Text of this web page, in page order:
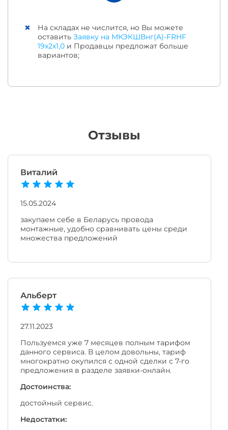
На складах не числится, но Вы можете
оставить Заявку на МКЭКШВнг(A)-FRHF
19х2х1,0 и Продавцы предложат больше
вариантов;
Отзывы
Виталий
15.05.2024
закупаем себе в Беларусь провода
монтажные, удобно сравнивать цены среди
множества предложений
Альберт
27.11.2023
Пользуемся уже 7 месяцев полным тарифом
данного сервиса. В целом довольны, тариф
многократно окупился с одной сделки с 7-го
предложения в разделе заявки-онлайн.
Достоинства:
достойный сервис.
Недостатки: